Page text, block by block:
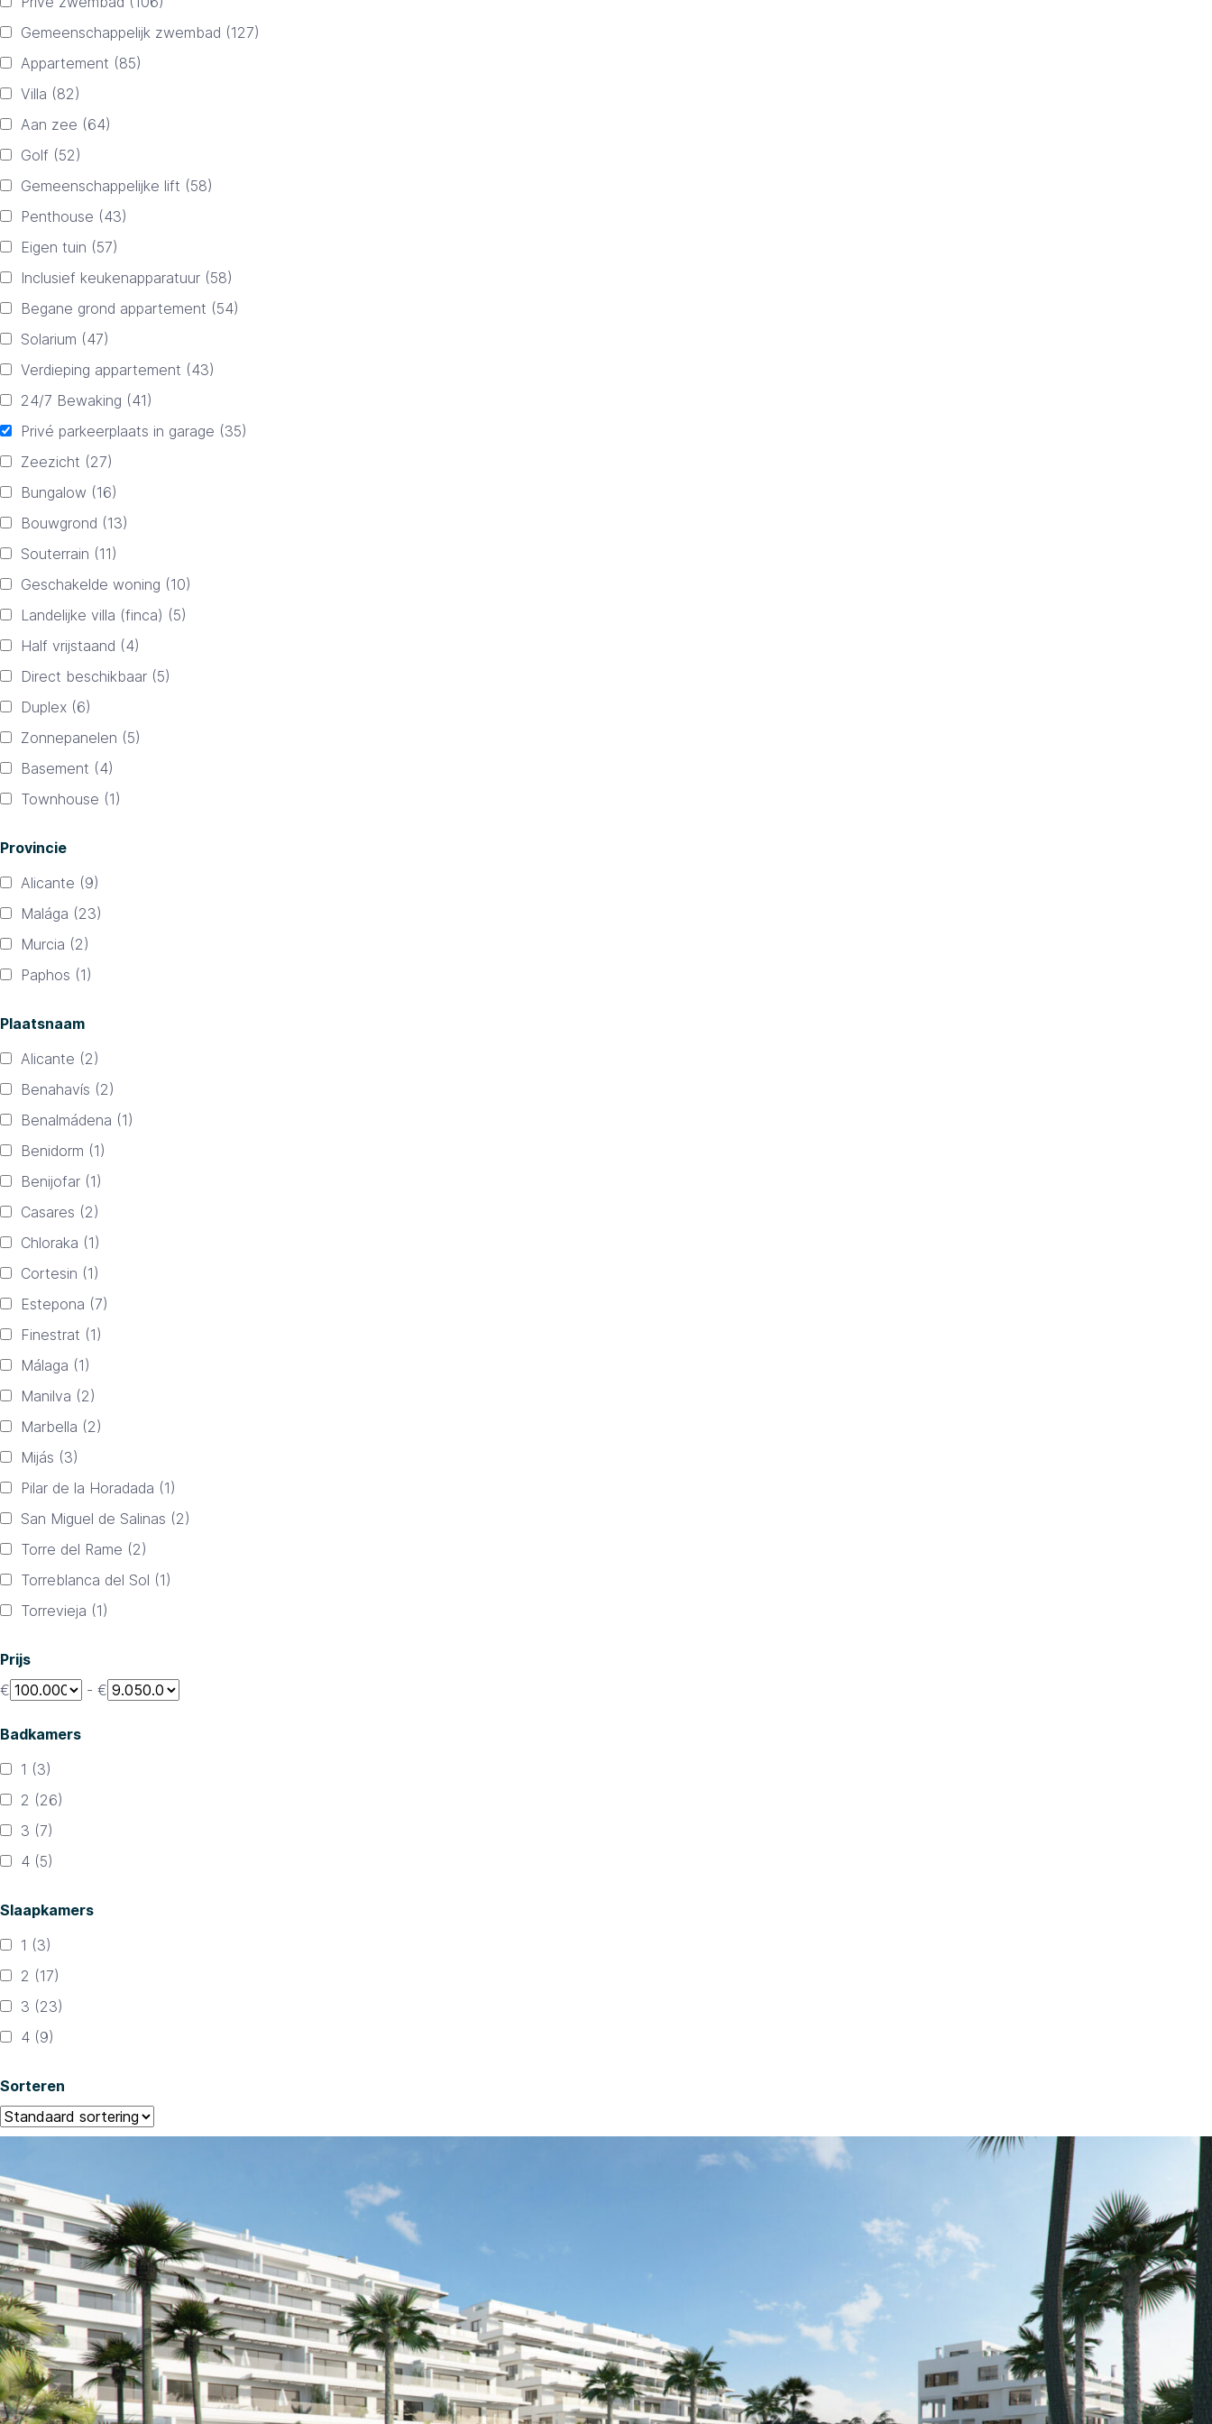
Gemeenschappelijk zwembad (127)
Appartement (85)
Villa (82)
Aan zee (64)
Golf (52)
Gemeenschappelijke lift (58)
Penthouse (43)
Eigen tuin (57)
Inclusief keukenapparatuur (58)
Begane grond appartement (54)
Solarium (47)
Verdieping appartement (43)
24/7 Bewaking (41)
Privé parkeerplaats in garage (35)
Zeezicht (27)
Bungalow (16)
Bouwgrond (13)
Souterrain (11)
Geschakelde woning (10)
Landelijke villa (finca) (5)
Half vrijstaand (4)
Direct beschikbaar (5)
Duplex (6)
Zonnepanelen (5)
Basement (4)
Townhouse (1)
Provincie
Alicante (9)
Malága (23)
Murcia (2)
Paphos (1)
Plaatsnaam
Alicante (2)
Benahavís (2)
Benalmádena (1)
Benidorm (1)
Benijofar (1)
Casares (2)
Chloraka (1)
Cortesin (1)
Estepona (7)
Finestrat (1)
Málaga (1)
Manilva (2)
Marbella (2)
Mijás (3)
Pilar de la Horadada (1)
San Miguel de Salinas (2)
Torre del Rame (2)
Torreblanca del Sol (1)
Torrevieja (1)
Prijs
€
- €
Badkamers
1 (3)
2 (26)
3 (7)
4 (5)
Slaapkamers
1 (3)
2 (17)
3 (23)
4 (9)
Sorteren